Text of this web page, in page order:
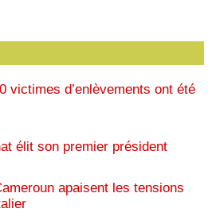
victimes d’enlèvements ont été
élit son premier président
apaisent les tensions